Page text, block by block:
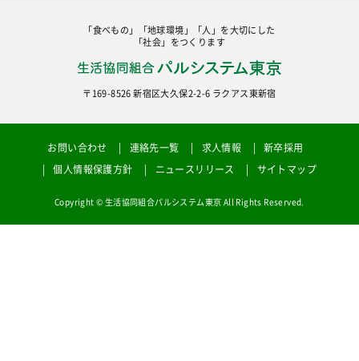
「食べもの」「地球環境」「人」を大切にした
「社会」をつくります
〒169-8526 新宿区大久保2-2-6 ラクアス東新宿
お問い合わせ 連絡先一覧 求人情報
新卒採用
個人情報保護方針
ニュースリリース サイトマップ
Copyright © 生活協同組合パルシステム東京 All Rights Reserved.